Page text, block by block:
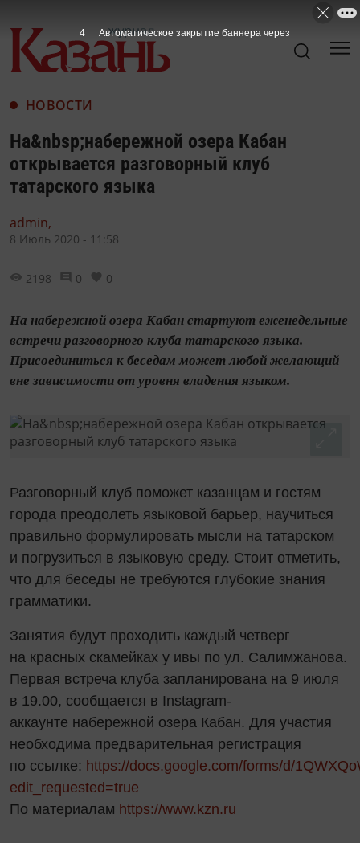
НОВОСТИ
На&nbsp;набережной озера Кабан
открывается разговорный клуб
татарского языка
admin,
8 Июль 2020 - 11:58
2198 0 0
На набережной озера Кабан стартуют еженедельные
встречи разговорного клуба татарского языка.
Присоединиться к беседам может любой желающий
вне зависимости от уровня владения языком.
Разговорный клуб поможет казанцам и гостям
города преодолеть языковой барьер, научиться
правильно формулировать мысли на татарском
и погрузиться в языковую среду. Стоит отметить,
что для беседы не требуются глубокие знания
грамматики.
Занятия будут проходить каждый четверг
на красных скамейках у ивы по ул. Салимжанова.
Первая встреча клуба запланирована на 9 июля
в 19.00, сообщается в Instagram-
аккаунте набережной озера Кабан. Для участия
необходима предварительная регистрация
по ссылке: https://docs.google.com/forms/d/
edit_requested=true
По материалам https://www.kzn.ru
3 Автоматическое закрытие баннера через